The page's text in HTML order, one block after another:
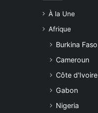
À la Une
Afrique
Burkina Faso
Cameroun
Côte d'Ivoire
Gabon
Nigeria